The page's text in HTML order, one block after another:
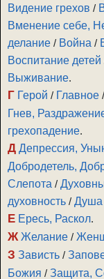
Видение грехов /
Вменение себе,
делание / Война /
Воспитание детей
Выживание.
Г Герой / Главное /
Гнев,
грехопадение.
Д Депрессия,
Добродетель,
Слепота /
духовность /Душа
Е Ересь, Раскол.
Ж Желание /
З Зависть /
Божия /Защита,